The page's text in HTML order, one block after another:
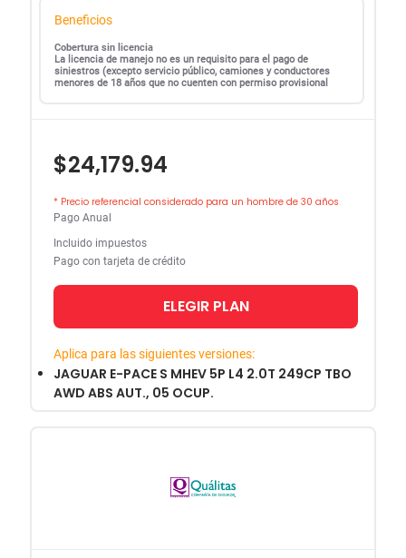
Beneficios
Cobertura sin licencia
La licencia de manejo no es un requisito para el pago de
siniestros (excepto servicio público, camiones y conductores
menores de 18 años que no cuenten con permiso provisional
$24,179.94
* Precio referencial considerado para un hombre de 30 años
Pago Anual
Incluido impuestos
Pago con tarjeta de crédito
ELEGIR PLAN
Aplica para las siguientes versiones:
JAGUAR E-PACE S MHEV 5P L4 2.0T 249CP TBO
AWD ABS AUT., 05 OCUP.